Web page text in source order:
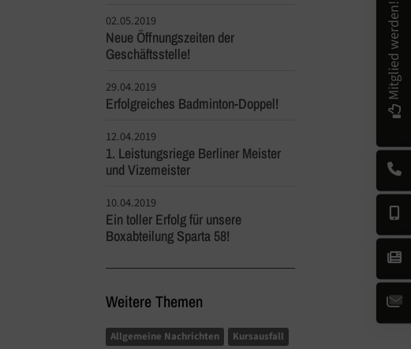
02.05.2019
Neue Öffnungszeiten der
Geschäftsstelle!
29.04.2019
Erfolgreiches Badminton-Doppel!
12.04.2019
1. Leistungsriege Berliner Meister
und Vizemeister
10.04.2019
Ein toller Erfolg für unsere
Boxabteilung Sparta 58!
Weitere Themen
Allgemeine Nachrichten
Kursausfall
Mitglied werden!